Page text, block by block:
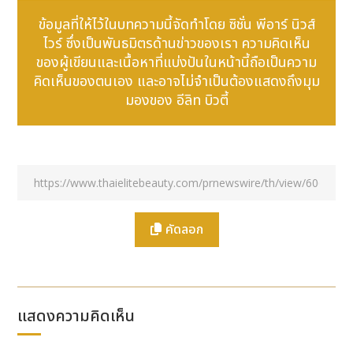
ก่อนของปัญญาประดิษฐ์ (AI) ในอุตสาหกรรมต่าง ๆ ทั่ว
โลก ตามรายงานฉบับใหม่จาก Cambridge Centre
for Alternative Finance พบว่า บริษัทผู้ให้บริการ
ทางการเงินประมาณ 81% ได้นำ AI มาใช้ในระดับหนึ่งแล้ว
โดย 40% อยู่ในขั้นตอนการใช้งานระดับก้าวหน้า
ความเป็นไปได้ของการปรับฐานที่นำโดยหุ้นกลุ่มเทคโนโลยี
เมื่อวันศุกร์ที่ผ่านมา ดัชนี Nasdaq 100 ร่วงลงประมาณ
5% นับเป็นการปรับตัวลงรายวันที่มากที่สุดนับตั้งแต่เดือน
หยุดการซื้อขายชั่วคราว (circuit breaker) ปัจจุบัน ผู้
เข้าร่วมตลาดจำนวนมากกำลังตั้งคำถามว่านี่เป็นเพียงการ
ปรับฐานทางเทคนิคชั่วคราว หรือเป็นสัญญาณเริ่มต้นของ
ข้อมูลที่ให้ไว้ในบทความนี้จัดทำโดย ซิชั่น พีอาร์ นิวส์
ไวร์ ซึ่งเป็นพันธมิตรด้านข่าวของเรา ความคิดเห็น
ของผู้เขียนและเนื้อหาที่แบ่งปันในหน้านี้ถือเป็นความ
คิดเห็นของตนเอง และอาจไม่จำเป็นต้องแสดงถึงมุม
มองของ อีลิท บิวตี้
คัดลอก
แสดงความคิดเห็น